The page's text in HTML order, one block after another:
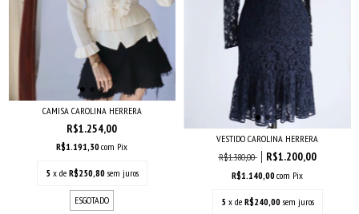
CAMISA CAROLINA HERRERA
R$1.254,00
R$1.191,30com Pix
5 x de R$250,80 sem juros
ESGOTADO
VESTIDO CAROLINA HERRERA
R$1.380,00
R$1.200,00
R$1.140,00com Pix
5 x de R$240,00 sem juros